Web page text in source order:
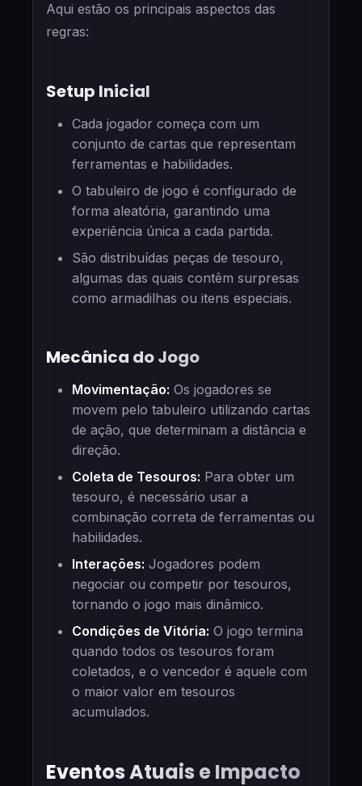
Aqui estão os principais aspectos das
regras:
Setup Inicial
Cada jogador começa com um
conjunto de cartas que representam
ferramentas e habilidades.
O tabuleiro de jogo é configurado de
forma aleatória, garantindo uma
experiência única a cada partida.
São distribuídas peças de tesouro,
algumas das quais contêm surpresas
como armadilhas ou itens especiais.
Mecânica do Jogo
Movimentação: Os jogadores se
movem pelo tabuleiro utilizando cartas
de ação, que determinam a distância e
direção.
Coleta de Tesouros: Para obter um
tesouro, é necessário usar a
combinação correta de ferramentas ou
habilidades.
Interações: Jogadores podem
negociar ou competir por tesouros,
tornando o jogo mais dinâmico.
Condições de Vitória: O jogo termina
quando todos os tesouros foram
coletados, e o vencedor é aquele com
o maior valor em tesouros
acumulados.
Eventos Atuais e Impacto